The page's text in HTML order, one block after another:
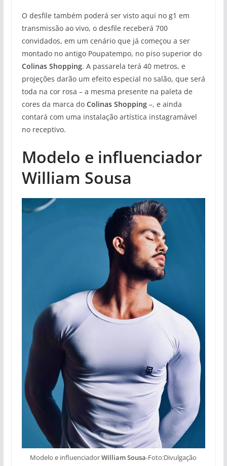
O desfile também poderá ser visto aqui no g1 em
transmissão ao vivo, o desfile receberá 700
convidados, em um cenário que já começou a ser
montado no antigo Poupatempo, no piso superior do
Colinas Shopping. A passarela terá 40 metros, e
projeções darão um efeito especial no salão, que será
toda na cor rosa – a mesma presente na paleta de
cores da marca do Colinas Shopping –, e ainda
contará com uma instalação artística instagramável
no receptivo.
Modelo e influenciador
William Sousa
Modelo e influenciadorWilliam Sousa-Foto:Divulgação